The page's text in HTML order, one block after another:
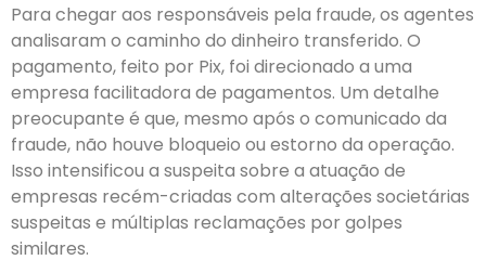
Para chegar aos responsáveis pela fraude, os agentes
analisaram o caminho do dinheiro transferido. O
pagamento, feito por Pix, foi direcionado a uma
empresa facilitadora de pagamentos. Um detalhe
preocupante é que, mesmo após o comunicado da
fraude, não houve bloqueio ou estorno da operação.
Isso intensificou a suspeita sobre a atuação de
empresas recém-criadas com alterações societárias
suspeitas e múltiplas reclamações por golpes
similares.